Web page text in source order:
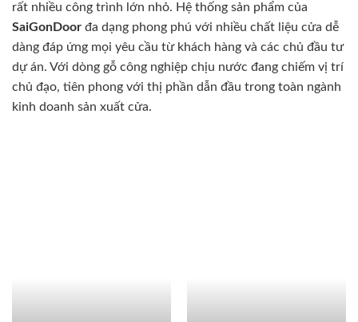
rất nhiều công trình lớn nhỏ. Hệ thống sản phẩm của
SaiGonDoor đa dạng phong phú với nhiều chất liệu cửa dễ
dàng đáp ứng mọi yêu cầu từ khách hàng và các chủ đầu tư
dự án. Với dòng gỗ công nghiệp chịu nước đang chiếm vị trí
chủ đạo, tiên phong với thị phần dẫn đầu trong toàn ngành
kinh doanh sản xuất cửa.